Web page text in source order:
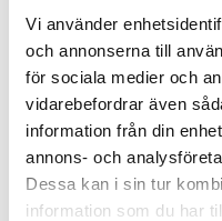
Vi använder
och annonserna till
för sociala medier och
vidarebefordrar även
information från din
annons- och
Dessa kan i sin tur
information som du har
KERN HCD är en smidig
2,499.00 kr –2,620.00